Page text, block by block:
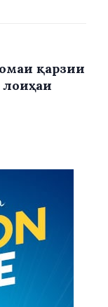
қарзии
лоиҳаи